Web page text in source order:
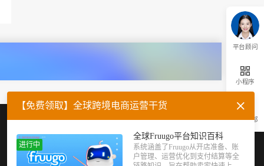
平台顾问
小程序
返回顶部
企业微信 官方公众号
【免费领取】全球跨境电商运营干货
进行中
全球Fruugo平台知识百科
系统涵盖了Fruugo从开店准备、账
户管理、运营优化到支付结算等全